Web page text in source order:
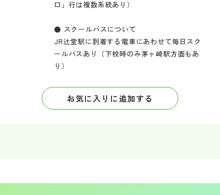
口」行は複数系統あり）
● スクールバスについて
JR辻堂駅に到着する電車にあわせて毎日スク
ールバスあり（下校時のみ茅ヶ崎駅方面もあ
り）
お気に入りに追加する